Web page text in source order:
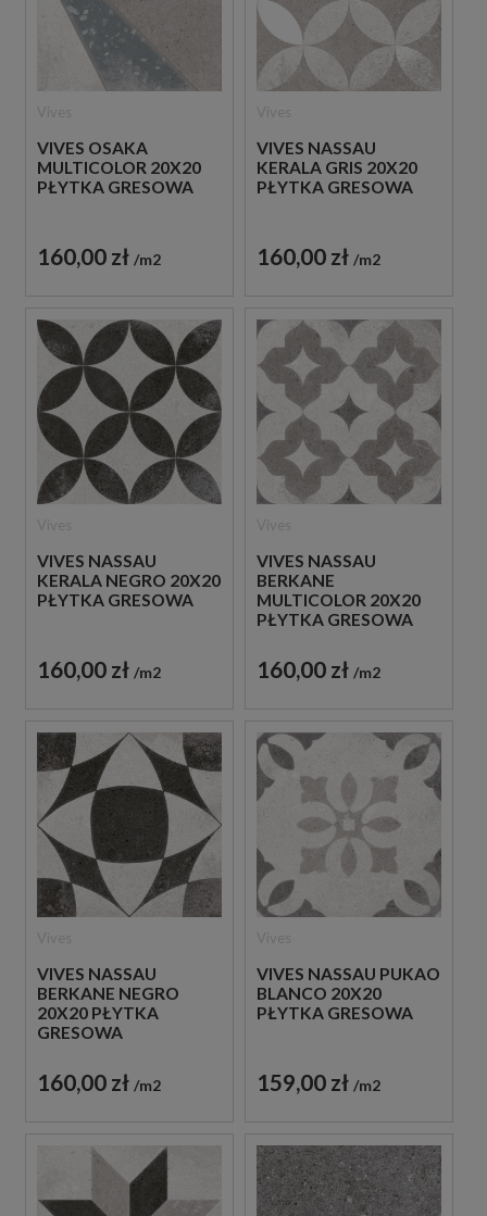
VIVES OSAKA
MULTICOLOR 20X20
PŁYTKA GRESOWA
160,00 zł m2
VIVES NASSAU
KERALA GRIS 20X20
PŁYTKA GRESOWA
160,00 zł m2
VIVES NASSAU
KERALA NEGRO 20X20
PŁYTKA GRESOWA
160,00 zł m2
VIVES NASSAU
BERKANE
MULTICOLOR 20X20
PŁYTKA GRESOWA
160,00 zł m2
VIVES NASSAU
BERKANE NEGRO
20X20 PŁYTKA
GRESOWA
160,00 zł m2
VIVES NASSAU PUKAO
BLANCO 20X20
PŁYTKA GRESOWA
159,00 zł m2